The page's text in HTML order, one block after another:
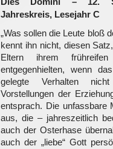
Jahreskreis, Lesejahr C
„Was sollen die Leute bloß
kennt ihn nicht, diesen
Eltern ihrem frühreifen
entgegenhielten, wenn
gelegte Verhalten
Vorstellungen der
entsprach. Die unfassbare
aus, die – jahreszeitlich
auch der Osterhase
auch der „liebe“ Gott